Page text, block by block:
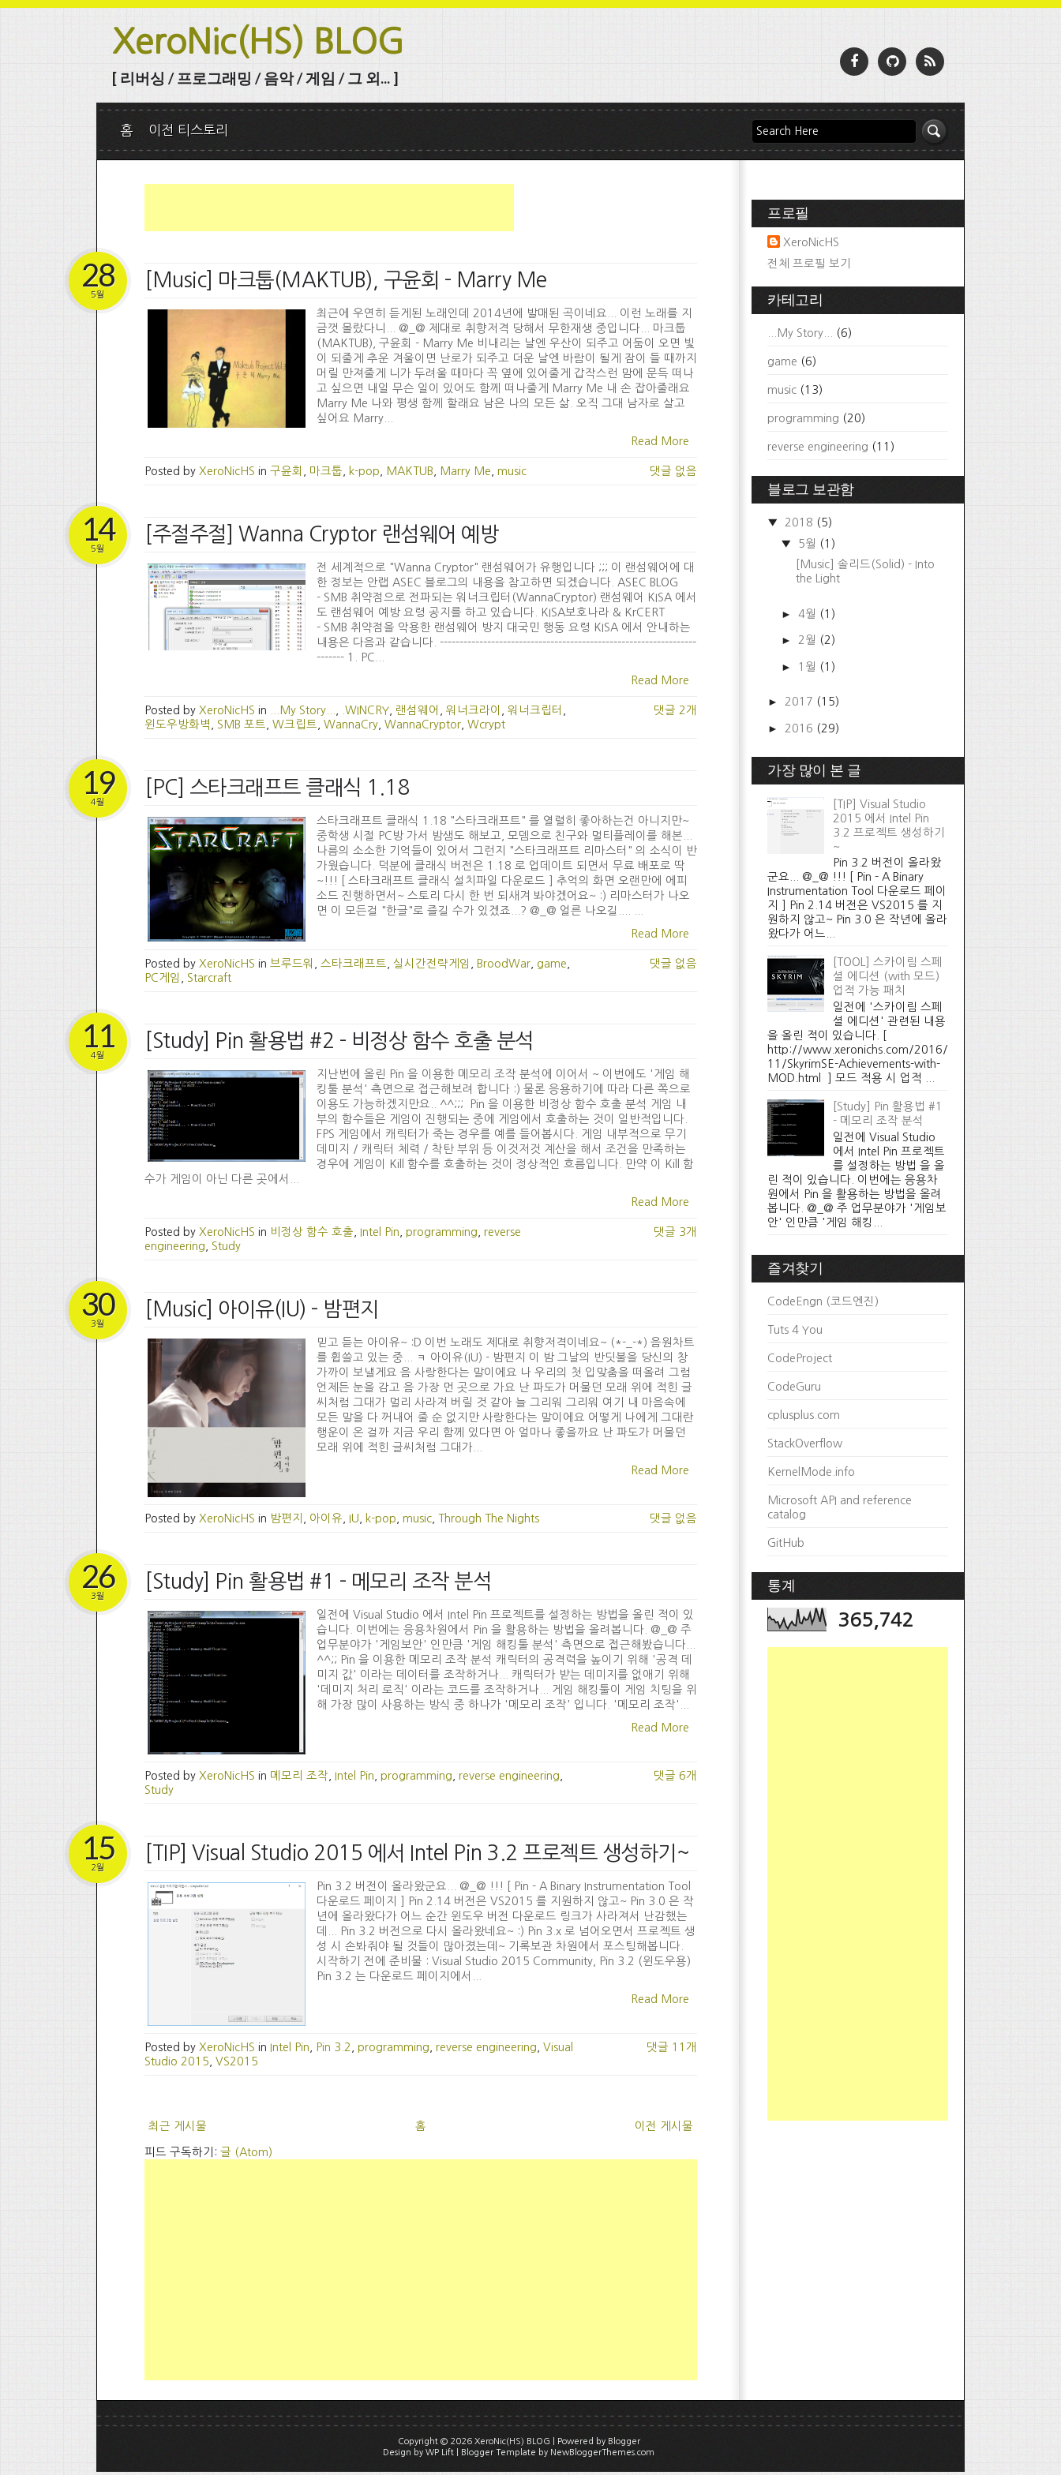
XeroNic(HS) BLOG
[ 리버싱 / 프로그래밍 / 음악 / 게임 / 그 외... ]
홈 이전 티스토리
[Music] 마크툽(MAKTUB), 구윤회 - Marry Me
28
5월
최근에 우연히 듣게된 노래인데 2014년에 발매된 곡이네요... 이런 노래를 지
금껏 몰랐다니... @_@ 제대로 취향저격 당해서 무한재생 중입니다... 마크툽
(MAKTUB), 구윤회 - Marry Me 비내리는 날엔 우산이 되주고 어둠이 오면 빛
이 되줄게 추운 겨울이면 난로가 되주고 더운 날엔 바람이 될게 잠이 들 때까지
머릴 만져줄게 니가 두려울 때마다 꼭 옆에 있어줄게 갑작스런 맘에 문득 떠나
고 싶으면 내일 무슨 일이 있어도 함께 떠나줄게 Marry Me 내 손 잡아줄래요
Marry Me 나와 평생 함께 할래요 남은 나의 모든 삶. 오직 그대 남자로 살고
싶어요 Marry...
Read More
Posted by XeroNicHS in 구윤회 마크툽 k-pop MAKTUB Marry Me music 댓글 없음
[주절주절] Wanna Cryptor 랜섬웨어 예방
14
5월
전 세계적으로 "Wanna Cryptor" 랜섬웨어가 유행입니다 ;;; 이 랜섬웨어에 대
한 정보는 안랩 ASEC 블로그의 내용을 참고하면 되겠습니다. ASEC BLOG
- SMB 취약점으로 전파되는 워너크립터(WannaCryptor) 랜섬웨어 KISA 에서
도 랜섬웨어 예방 요령 공지를 하고 있습니다. KISA보호나라 & KrCERT
- SMB 취약점을 악용한 랜섬웨어 방지 대국민 행동 요령 KISA 에서 안내하는
내용은 다음과 같습니다. -----------------------------------------------------------------
------- 1. PC...
Read More
Posted by XeroNicHS in ...My Story... .WINCRY 랜섬웨어 워너크라이 워너크립터
윈도우방화벽
SMB 포트 W크립트 WannaCry WannaCryptor Wcrypt
댓글 2개
[PC] 스타크래프트 클래식 1.18
19
4월
스타크래프트 클래식 1.18 "스타크래프트" 를 열렬히 좋아하는건 아니지만~
중학생 시절 PC방 가서 밤샘도 해보고, 모뎀으로 친구와 멀티플레이를 해본...
나름의 소소한 기억들이 있어서 그런지 "스타크래프트 리마스터" 의 소식이 반
가웠습니다. 덕분에 클래식 버전은 1.18 로 업데이트 되면서 무료 배포로 딱
~!!! [ 스타크래프트 클래식 설치파일 다운로드 ] 추억의 화면 오랜만에 에피
소드 진행하면서~ 스토리 다시 한 번 되새겨 봐야겠어요~ :) 리마스터가 나오
면 이 모든걸 "한글"로 즐길 수가 있겠죠...? @_@ 얼른 나오길.... ...
Read More
Posted by XeroNicHS in 브루드워 스타크래프트 실시간전략게임 BroodWar game
PC게임
Starcraft
댓글 없음
[Study] Pin 활용법 #2 - 비정상 함수 호출 분석
11
4월
지난번에 올린 Pin 을 이용한 메모리 조작 분석에 이어서 ~ 이번에도 '게임 해
킹툴 분석' 측면으로 접근해보려 합니다 :) 물론 응용하기에 따라 다른 쪽으로
이용도 가능하겠지만요.. ^^;;; Pin 을 이용한 비정상 함수 호출 분석 게임 내
부의 함수들은 게임이 진행되는 중에 게임에서 호출하는 것이 일반적입니다.
FPS 게임에서 캐릭터가 죽는 경우를 예를 들어봅시다. 게임 내부적으로 무기
데미지 / 캐릭터 체력 / 착탄 부위 등 이것저것 계산을 해서 조건을 만족하는
경우에 게임이 Kill 함수를 호출하는 것이 정상적인 흐름입니다. 만약 이 Kill 함
수가 게임이 아닌 다른 곳에서...
Read More
Posted by XeroNicHS in 비정상 함수 호출 Intel Pin programming
reverse
engineering
Study
댓글 3개
[Music] 아이유(IU) - 밤편지
30
3월
믿고 듣는 아이유~ :D 이번 노래도 제대로 취향저격이네요~ (*-_-*) 음원차트
를 휩쓸고 있는 중... ㅋ 아이유(IU) - 밤편지 이 밤 그날의 반딧불을 당신의 창
가까이 보낼게요 음 사랑한다는 말이에요 나 우리의 첫 입맞춤을 떠올려 그럼
언제든 눈을 감고 음 가장 먼 곳으로 가요 난 파도가 머물던 모래 위에 적힌 글
씨처럼 그대가 멀리 사라져 버릴 것 같아 늘 그리워 그리워 여기 내 마음속에
모든 말을 다 꺼내어 줄 순 없지만 사랑한다는 말이에요 어떻게 나에게 그대란
행운이 온 걸까 지금 우리 함께 있다면 아 얼마나 좋을까요 난 파도가 머물던
모래 위에 적힌 글씨처럼 그대가...
Read More
Posted by XeroNicHS in 밤편지 아이유 IU k-pop music Through The Nights 댓글 없음
[Study] Pin 활용법 #1 - 메모리 조작 분석
26
3월
일전에 Visual Studio 에서 Intel Pin 프로젝트를 설정하는 방법을 올린 적이 있
습니다. 이번에는 응용차원에서 Pin 을 활용하는 방법을 올려봅니다. @_@ 주
업무분야가 '게임보안' 인만큼 '게임 해킹툴 분석' 측면으로 접근해봤습니다...
^^;; Pin 을 이용한 메모리 조작 분석 캐릭터의 공격력을 높이기 위해 '공격 데
미지 값' 이라는 데이터를 조작하거나... 캐릭터가 받는 데미지를 없애기 위해
'데미지 처리 로직' 이라는 코드를 조작하거나... 게임 해킹툴이 게임 치팅을 위
해 가장 많이 사용하는 방식 중 하나가 '메모리 조작' 입니다. '메모리 조작'...
Read More
Posted by XeroNicHS in 메모리 조작 Intel Pin programming reverse engineering
Study
댓글 6개
[TIP] Visual Studio 2015 에서 Intel Pin 3.2 프로젝트 생성하기~
15
2월
Pin 3.2 버전이 올라왔군요... @_@ !!! [ Pin - A Binary Instrumentation Tool
다운로드 페이지 ] Pin 2.14 버전은 VS2015 를 지원하지 않고~ Pin 3.0 은 작
년에 올라왔다가 어느 순간 윈도우 버전 다운로드 링크가 사라져서 난감했는
데... Pin 3.2 버전으로 다시 올라왔네요~ :) Pin 3.x 로 넘어오면서 프로젝트 생
성 시 손봐줘야 될 것들이 많아졌는데~ 기록보관 차원에서 포스팅해봅니다.
시작하기 전에 준비물 : Visual Studio 2015 Community, Pin 3.2 (윈도우용)
Pin 3.2 는 다운로드 페이지에서...
Read More
Posted by XeroNicHS in Intel Pin Pin 3.2 programming reverse engineering
Visual
Studio 2015
VS2015
댓글 11개
최근 게시물 이전 게시물
홈
피드 구독하기: 글 (Atom)
프로필
XeroNicHS
전체 프로필 보기
카테고리
...My Story... (6)
game (6)
music (13)
programming (20)
reverse engineering (11)
블로그 보관함
▼ 2018 (5)
▼
5월 (1)
[Music] 솔리드(Solid) - Into
the Light
►4월 (1)
► 2월 (2)
► 1월 (1)
► 2017 (15)
► 2016 (29)
가장 많이 본 글
[TIP] Visual Studio
2015 에서 Intel Pin
3.2 프로젝트 생성하기
~
Pin 3.2 버전이 올라왔
군요... @_@ !!! [ Pin - A Binary
Instrumentation Tool 다운로드 페이
지 ] Pin 2.14 버전은 VS2015 를 지
원하지 않고~ Pin 3.0 은 작년에 올라
왔다가 어느...
[TOOL] 스카이림 스페
셜 에디션 (with 모드)
업적 가능 패치
일전에 '스카이림 스페
셜 에디션' 관련된 내용
을 올린 적이 있습니다. [
http://www.xeronichs.com/2016/
11/SkyrimSE-Achievements-with-
MOD.html ] 모드 적용 시 업적 ...
[Study] Pin 활용법 #1
- 메모리 조작 분석
일전에 Visual Studio
에서 Intel Pin 프로젝트
를 설정하는 방법 을 올
린 적이 있습니다. 이번에는 응용차
원에서 Pin 을 활용하는 방법을 올려
봅니다. @_@ 주 업무분야가 '게임보
안' 인만큼 '게임 해킹...
즐겨찾기
CodeEngn (코드엔진)
Tuts 4 You
CodeProject
CodeGuru
cplusplus.com
StackOverflow
KernelMode.info
Microsoft API and reference
catalog
GitHub
통계
365,742
Copyright © 2026 XeroNic(HS) BLOG | Powered by Blogger
Design by WP Lift | Blogger Template by NewBloggerThemes.com